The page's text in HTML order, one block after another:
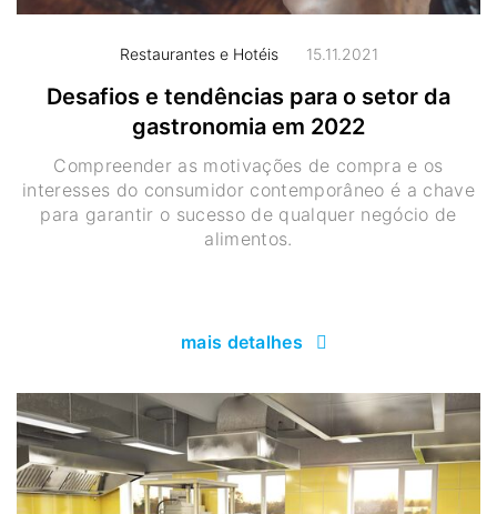
Restaurantes e Hotéis 15.11.2021
Desafios e tendências para o setor da
gastronomia em 2022
Compreender as motivações de compra e os
interesses do consumidor contemporâneo é a chave
para garantir o sucesso de qualquer negócio de
alimentos.
mais detalhes